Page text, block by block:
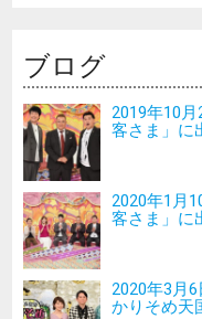
ブログ
2019年10
客さま」に
2020年1月
客さま」に
2020年3月
かりそめ天